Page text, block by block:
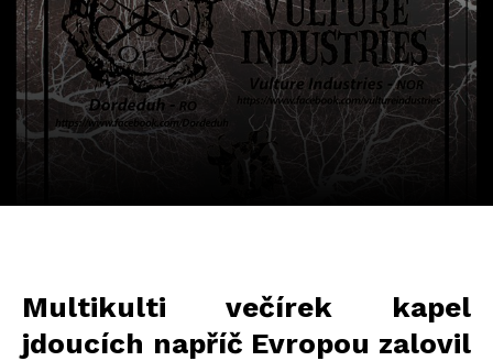
Multikulti večírek kapel
jdoucích napříč Evropou zalovil